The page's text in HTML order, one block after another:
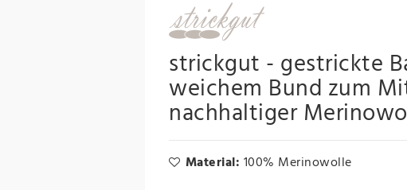
strickgut - gestrickte
weichem Bund zum
nachhaltiger
Material: 100% Merinowolle